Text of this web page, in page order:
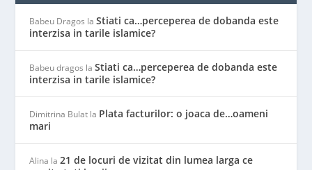
Babeu Dragos laStiati ca…perceperea de dobanda este
interzisa in tarile islamice?
Babeu dragos laStiati ca…perceperea de dobanda este
interzisa in tarile islamice?
Dimitrina Bulat la Plata facturilor: o joaca de…oameni
mari
Alina la21 de locuri de vizitat din lumea larga ce